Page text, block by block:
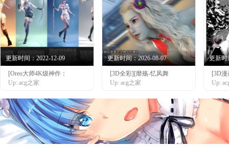
更新时间：2022-12-09
[Oreo大师4K级神作：
Up: acg之家
更新时间：2026-08-07
[3D全彩][靡殇-忆凤舞
Up: acg之家
更新时
[3D
Up: